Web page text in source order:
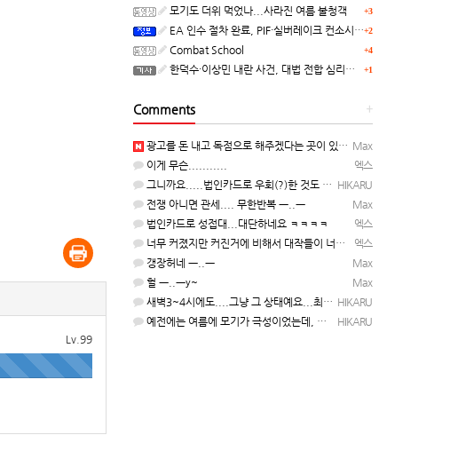
Lv.99
+3
모기도 더위 먹었나...사라진 여름 불청객
+2
EA 인수 절차 완료, PIF·실버레이크 컨소시엄 산하 편입
+4
Combat School
+1
한덕수·이상민 내란 사건, 대법 전합 심리…"역사적 사법평가"(종합)
+
Comments
Max
광고를 돈 내고 독점으로 해주겠다는 곳이 있을정도인거 보면 어마어마한 게임은 맞는듯 ㅡ..ㅡ... 여태까지 …
엑스
이게 무슨...........
HIKARU
그니까요.....법인카드로 우회(?)한 것도 아니고, 대놓고...ㅋ ㅋ)
Max
전쟁 아니면 관세.... 무한반복 ㅡ..ㅡ
엑스
법인카드로 성접대...대단하네요 ㅋㅋㅋㅋ
엑스
너무 커졌지만 커진거에 비해서 대작들이 너무 줄었죠.........
Max
갱장허네 ㅡ..ㅡ
Max
헐 ㅡ..ㅡy~
HIKARU
새벽3~4시에도....그냥 그 상태예요...최근 1주일은....
HIKARU
예전에는 여름에 모기가 극성이었는데, 여름에는 안나오는 것 같은.....ㅎ ㅎ)